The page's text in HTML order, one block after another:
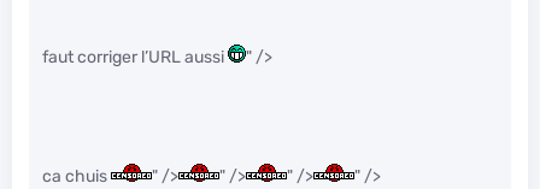
faut corriger l’URL aussi " />
ca chuis " /> " /> " /> " />